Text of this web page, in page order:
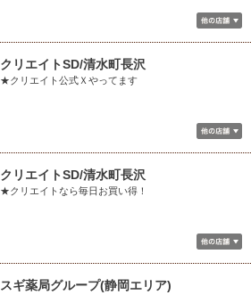
クリエイトSD/清水町長沢
★クリエイト公式Ｘやってます
クリエイトSD/清水町長沢
★クリエイトなら毎日お買い得！
スギ薬局グループ(静岡エリア)